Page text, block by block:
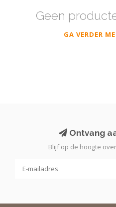
Geen
GA VERDER
Ontvang
Blijf op de hoogte